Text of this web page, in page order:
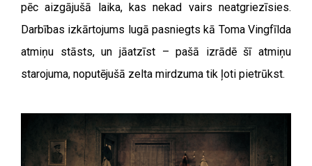
pēc aizgājušā laika, kas nekad vairs neatgriezīsies.
Darbības izkārtojums lugā pasniegts kā Toma Vingfīlda
atmiņu stāsts, un jāatzīst – pašā izrādē šī atmiņu
starojuma, noputējušā zelta mirdzuma tik ļoti pietrūkst.